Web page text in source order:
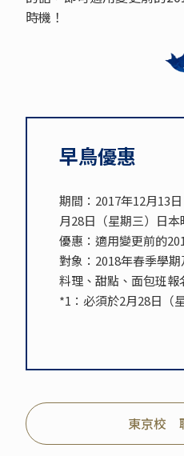
時機！
早鳥優惠
期間：2017年12月13
月28日（星期三）日
優惠：適用變更前的
對象：2018年春季學
料理、甜點、面包班報
*1：必須於2月28日（
東京校